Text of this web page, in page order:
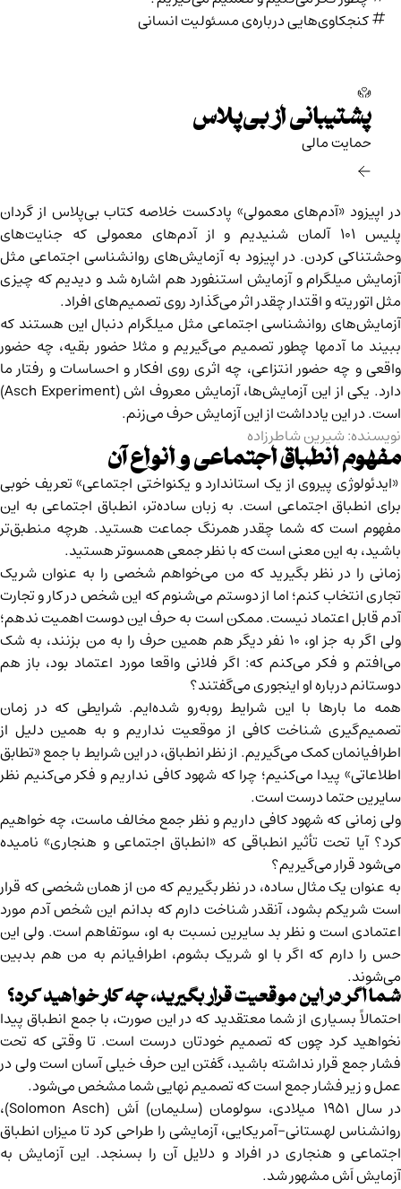
کنجکاوی‌هایی درباره‌ی مسئولیت انسانی
پشتیبانی از بی‌پلاس
حمایت مالی‌
در اپیزود «آدم‌های معمولی» پادکست خلاصه کتاب بی‌پلاس از گردان
پلیس ۱۰۱ آلمان شنیدیم و از آدم‌های معمولی که جنایت‌های
وحشتناکی کردن. در اپیزود به آزمایش‌های روانشناسی اجتماعی مثل
آزمایش میلگرام و آزمایش استنفورد هم اشاره شد و دیدیم که چیزی
مثل اتوریته و اقتدار چقدر اثر می‌گذارد روی تصمیم‌های افراد.
آزمایش‌های روانشناسی اجتماعی مثل میلگرام دنبال این هستند که
ببیند ما آدمها چطور تصمیم می‌گیریم و مثلا حضور بقیه، چه حضور
واقعی و چه حضور انتزاعی، چه اثری روی افکار و احساسات و رفتار ما
دارد. یکی از این آزمایش‌ها، آزمایش معروف اش (Asch Experiment)
است. در این یادداشت از این آزمایش حرف می‌زنم.
نویسنده: شیرین شاطرزاده
مفهوم انطباق اجتماعی و انواع آن
«ایدئولوژی پیروی از یک استاندارد و یکنواختی اجتماعی» تعریف خوبی
برای انطباق اجتماعی است. به زبان ساده‌تر، انطباق اجتماعی به این
مفهوم است که شما چقدر همرنگ جماعت هستید. هرچه منطبق‌تر
باشید، به این معنی است که با نظر جمعی همسوتر هستید.
زمانی را در نظر بگیرید که من می‌خواهم شخصی را به عنوان شریک
تجاری انتخاب کنم؛ اما از دوستم می‌شنوم که این شخص در کار و تجارت
آدم قابل اعتماد نیست. ممکن است به حرف این دوست اهمیت ندهم؛
ولی اگر به جز او، ۱۰ نفر دیگر هم همین حرف را به من بزنند، به شک
می‌افتم و فکر می‌کنم که: اگر فلانی واقعا مورد اعتماد بود، باز هم
دوستانم درباره او اینجوری می‌گفتند؟
همه ما بارها با این شرایط روبه‌رو شده‌ایم. شرایطی که در زمان
تصمیم‌گیری شناخت کافی از موقعیت نداریم و به همین دلیل از
اطرافیانمان کمک می‌گیریم. از نظر انطباق، در این شرایط با جمع «تطابق
اطلاعاتی» پیدا می‌کنیم؛ چرا که شهود کافی نداریم و فکر می‌کنیم نظر
سایرین حتما درست است.
ولی زمانی که شهود کافی داریم و نظر جمع مخالف ماست، چه خواهیم
کرد؟ آیا تحت تأثیر انطباقی که «انطباق اجتماعی و هنجاری» نامیده
می‌شود قرار می‌گیریم؟
به عنوان یک مثال ساده، در نظر بگیریم که من از همان شخصی که قرار
است شریکم بشود، آنقدر شناخت دارم که بدانم این شخص آدم مورد
اعتمادی است و نظر بد سایرین نسبت به او، سوتفاهم است. ولی این
حس را دارم که اگر با او شریک بشوم، اطرافیانم به من هم بدبین
می‌شوند.
شما اگر در این موقعیت قرار بگیرید، چه کار خواهید کرد؟
احتمالاً بسیاری از شما معتقدید که در این صورت، با جمع انطباق پیدا
نخواهید کرد چون که تصمیم خودتان درست است. تا وقتی که تحت
فشار جمع قرار نداشته باشید، گفتن این حرف خیلی آسان است ولی در
عمل و زیر فشار جمع است که تصمیم نهایی شما مشخص می‌شود.
در سال ۱۹۵۱ میلادی، سولومان (سلیمان) اَش (Solomon Asch)،
روانشناس لهستانی-آمریکایی، آزمایشی را طراحی کرد تا میزان انطباق
اجتماعی و هنجاری در افراد و دلایل آن را بسنجد. این آزمایش به
آزمایش اَش مشهور شد.